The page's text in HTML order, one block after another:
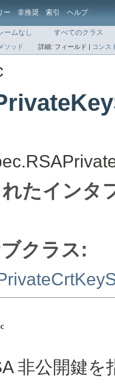
ー 非推奨 索引 ヘルプ
ームなし すべてのクラス
メソッド 詳細: フィールド | コンス
たインタ
クラス:
非公開鍵を